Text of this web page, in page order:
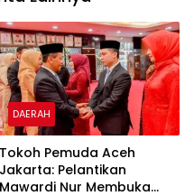
DAERAH
Tokoh Pemuda Aceh
Jakarta: Pelantikan
Mawardi Nur Membuka